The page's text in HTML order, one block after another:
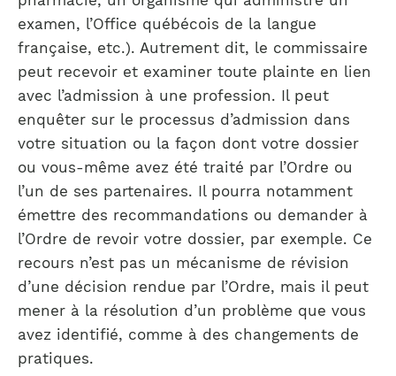
examen, l’Office québécois de la langue
française, etc.). Autrement dit, le commissaire
peut recevoir et examiner toute plainte en lien
avec l’admission à une profession. Il peut
enquêter sur le processus d’admission dans
votre situation ou la façon dont votre dossier
ou vous-même avez été traité par l’Ordre ou
l’un de ses partenaires. Il pourra notamment
émettre des recommandations ou demander à
l’Ordre de revoir votre dossier, par exemple. Ce
recours n’est pas un mécanisme de révision
d’une décision rendue par l’Ordre, mais il peut
mener à la résolution d’un problème que vous
avez identifié, comme à des changements de
pratiques.